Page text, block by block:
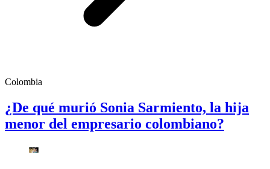
Colombia
¿De qué murió Sonia Sarmiento, la hija
menor del empresario colombiano?